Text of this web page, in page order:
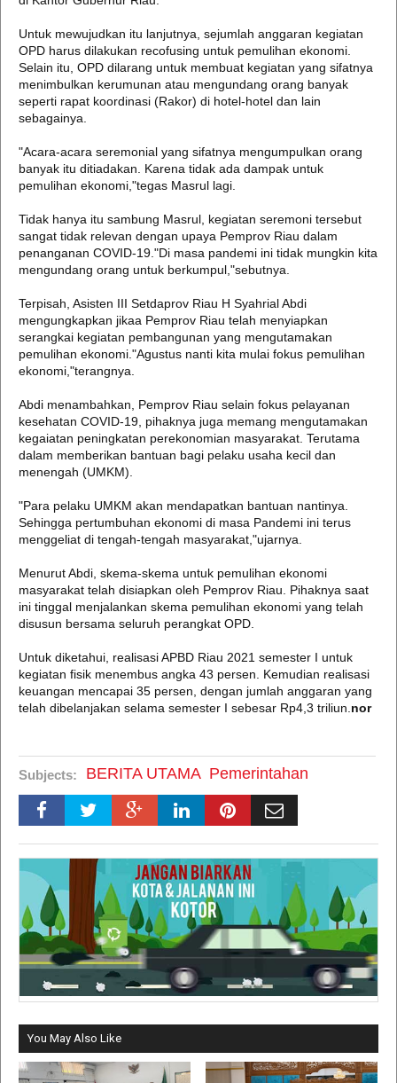
Untuk mewujudkan itu lanjutnya, sejumlah anggaran kegiatan
OPD harus dilakukan recofusing untuk pemulihan ekonomi.
Selain itu, OPD dilarang untuk membuat kegiatan yang sifatnya
menimbulkan kerumunan atau mengundang orang banyak
seperti rapat koordinasi (Rakor) di hotel-hotel dan lain
sebagainya.
"Acara-acara seremonial yang sifatnya mengumpulkan orang
banyak itu ditiadakan. Karena tidak ada dampak untuk
pemulihan ekonomi,"tegas Masrul lagi.
Tidak hanya itu sambung Masrul, kegiatan seremoni tersebut
sangat tidak relevan dengan upaya Pemprov Riau dalam
penanganan COVID-19."Di masa pandemi ini tidak mungkin kita
mengundang orang untuk berkumpul,"sebutnya.
Terpisah, Asisten III Setdaprov Riau H Syahrial Abdi
mengungkapkan jikaa Pemprov Riau telah menyiapkan
serangkai kegiatan pembangunan yang mengutamakan
pemulihan ekonomi."Agustus nanti kita mulai fokus pemulihan
ekonomi,"terangnya.
Abdi menambahkan, Pemprov Riau selain fokus pelayanan
kesehatan COVID-19, pihaknya juga memang mengutamakan
kegaiatan peningkatan perekonomian masyarakat. Terutama
dalam memberikan bantuan bagi pelaku usaha kecil dan
menengah (UMKM).
"Para pelaku UMKM akan mendapatkan bantuan nantinya.
Sehingga pertumbuhan ekonomi di masa Pandemi ini terus
menggeliat di tengah-tengah masyarakat,"ujarnya.
Menurut Abdi, skema-skema untuk pemulihan ekonomi
masyarakat telah disiapkan oleh Pemprov Riau. Pihaknya saat
ini tinggal menjalankan skema pemulihan ekonomi yang telah
disusun bersama seluruh perangkat OPD.
Untuk diketahui, realisasi APBD Riau 2021 semester I untuk
kegiatan fisik menembus angka 43 persen. Kemudian realisasi
keuangan mencapai 35 persen, dengan jumlah anggaran yang
telah dibelanjakan selama semester I sebesar Rp4,3 triliun. nor
Subjects: BERITA UTAMA Pemerintahan
You May Also Like